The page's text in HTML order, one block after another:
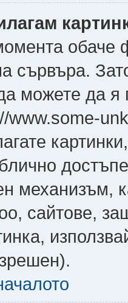
обаче
сървъра.
можете да
www.some-
механизъм,
сайтове,